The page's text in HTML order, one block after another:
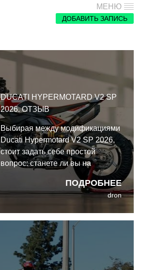
МЕНЮ
ДОБАВИТЬ ЗАПИСЬ
DUCATI HYPERMOTARD V2 SP
2026. ОТЗЫВ
ПОДРОБНЕЕ
Выбирая между модификациями
Ducati Hypermotard V2 SP 2026,
стоит задать себе простой
вопрос: станете ли вы на
смертном одре вспоминать, что
когда-то сэкономили на колесах?
dron